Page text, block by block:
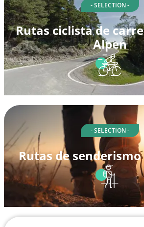
- SELECTION -
Rutas ciclista de
Alpen
- SELECTION -
Rutas de senderismo